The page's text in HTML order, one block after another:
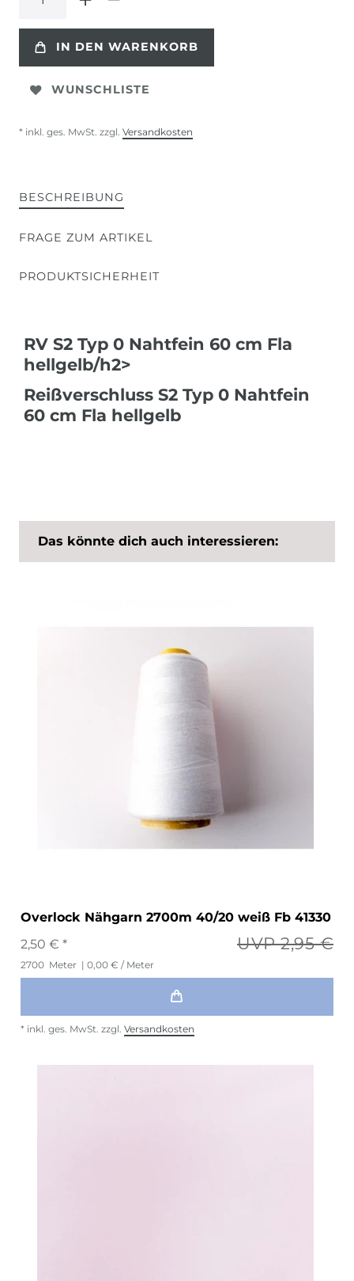
IN DEN WARENKORB
WUNSCHLISTE
* inkl. ges. MwSt. zzgl. Versandkosten
BESCHREIBUNG
FRAGE ZUM ARTIKEL
PRODUKTSICHERHEIT
RV S2 Typ 0 Nahtfein 60 cm Fla
hellgelb/h2>
Reißverschluss S2 Typ 0 Nahtfein
60 cm Fla hellgelb
Das könnte dich auch interessieren:
Overlock Nähgarn 2700m 40/20 weiß Fb 41330
UVP 2,95 €
2,50 € *
2700 Meter | 0,00 € / Meter
* inkl. ges. MwSt. zzgl. Versandkosten